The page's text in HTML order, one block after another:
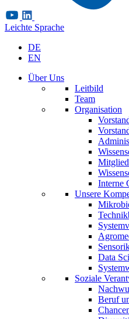
Leichte Sprache
DE
EN
Über Uns
Leitbild
Team
Organisation
Interne
Unsere
Data
Soziale
Beruf